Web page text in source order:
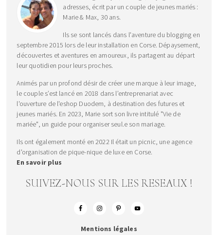
adresses, écrit par un couple de jeunes mariés :
Marie & Max, 30 ans.
Ils se sont lancés dans l'aventure du blogging en
septembre 2015 lors de leur installation en Corse. Dépaysement,
découvertes et aventures en amoureux, ils partagent au départ
leur quotidien pour leurs proches.
Animés par un profond désir de créer une marque à leur image,
le couple s’est lancé en 2018 dans l’entreprenariat avec
l'ouverture de l'eshop Duodem, à destination des futures et
jeunes mariés. En 2023, Marie sort son livre intitulé "Vie de
mariée", un guide pour organiser seul.e son mariage.
Ils ont également monté en 2022 Il était un picnic, une agence
d'organisation de pique-nique de luxe en Corse.
En savoir plus
SUIVEZ-NOUS SUR LES RESEAUX !
Mentions légales